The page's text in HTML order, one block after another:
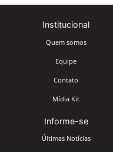
Institucional
Quem somos
Equipe
Contato
Mídia Kit
Informe-se
Últimas Notícias